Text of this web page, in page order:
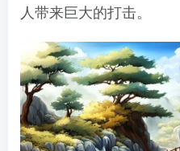
人带来巨大的打击。